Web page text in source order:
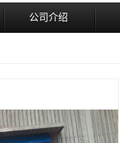
公司介绍